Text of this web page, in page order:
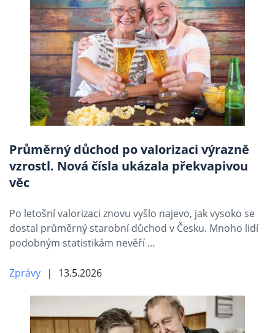
Průměrný důchod po valorizaci výrazně
vzrostl. Nová čísla ukázala překvapivou
věc
Po letošní valorizaci znovu vyšlo najevo, jak vysoko se
dostal průměrný starobní důchod v Česku. Mnoho lidí
podobným statistikám nevěří …
Zprávy 13.5.2026